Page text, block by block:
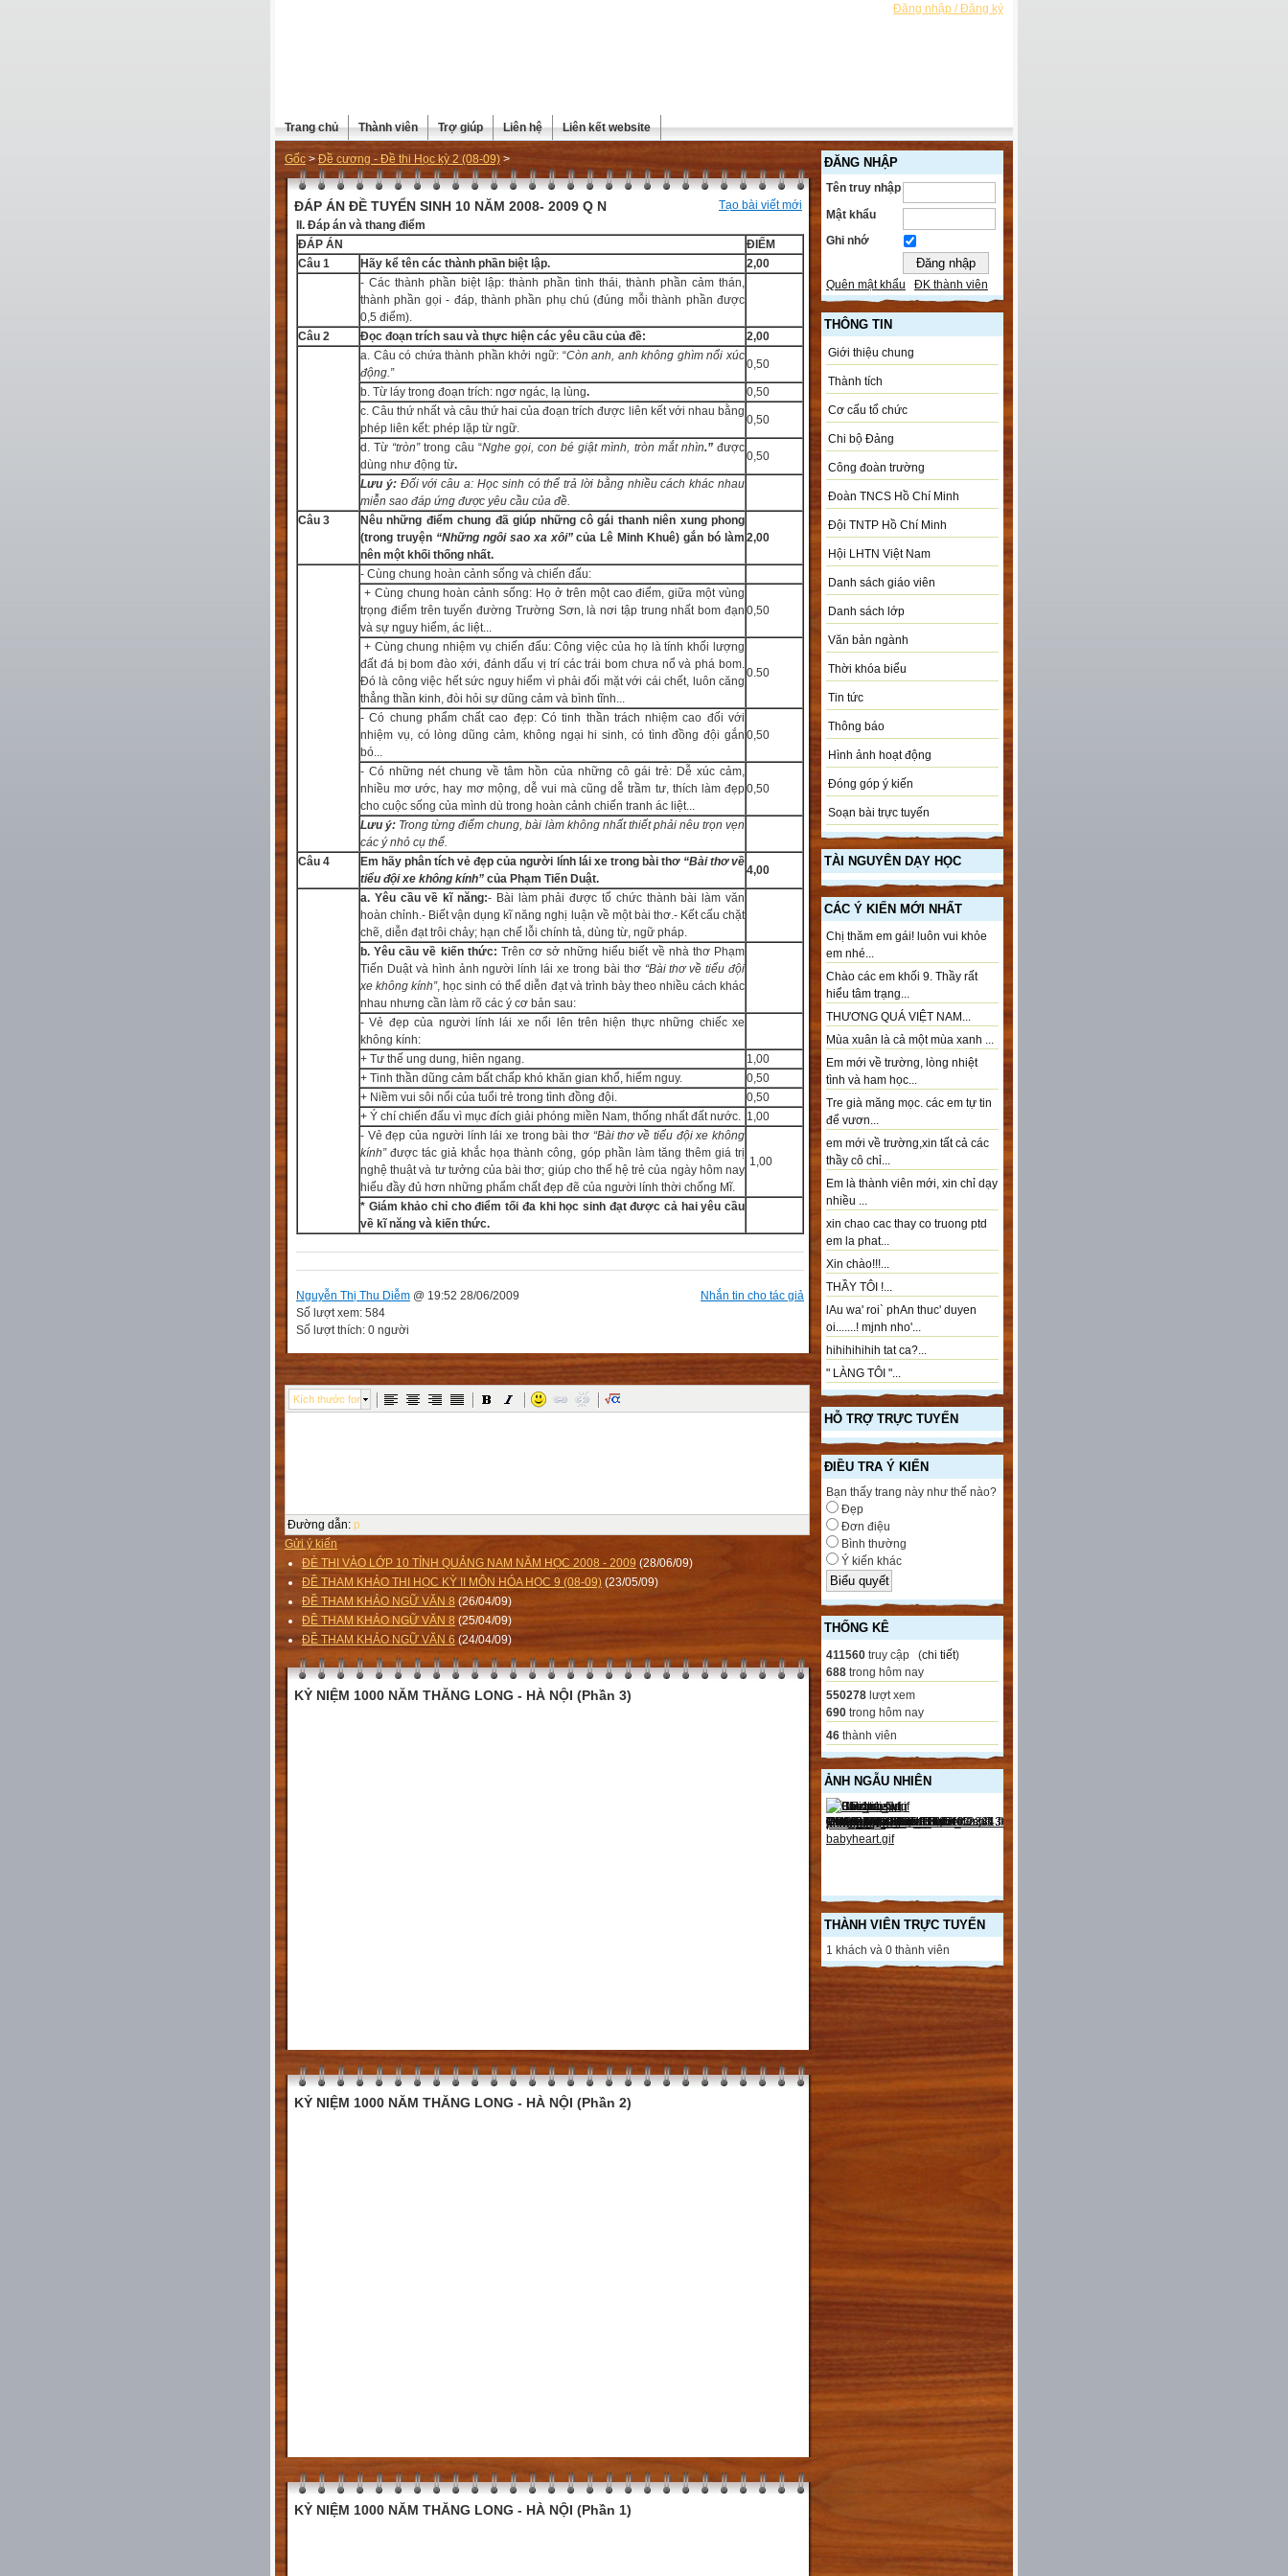
Đăng nhập / Đăng ký
Trang chủ Thành viên Trợ giúp Liên hệ Liên kết website
ĐĂNG NHẬP
Tên truy nhập
Mật khẩu
Ghi nhớ
Quên mật khẩu ĐK thành viên
THÔNG TIN
Giới thiệu chung
Thành tích
Cơ cấu tổ chức
Chi bộ Đảng
Công đoàn trường
Đoàn TNCS Hồ Chí Minh
Đội TNTP Hồ Chí Minh
Hội LHTN Việt Nam
Danh sách giáo viên
Danh sách lớp
Văn bản ngành
Thời khóa biểu
Tin tức
Thông báo
Hình ảnh hoạt động
Đóng góp ý kiến
Soạn bài trực tuyến
TÀI NGUYÊN DẠY HỌC
CÁC Ý KIẾN MỚI NHẤT
Chị thăm em gái! luôn vui khỏe
em nhé...
Chào các em khối 9. Thầy rất
hiểu tâm trạng...
THƯƠNG QUÁ VIỆT NAM...
Mùa xuân là cả một mùa xanh ...
Em mới về trường, lòng nhiệt
tình và ham học...
Tre già măng mọc. các em tự tin
để vươn...
em mới về trường,xin tất cả các
thầy cô chỉ...
Em là thành viên mới, xin chỉ dạy
nhiều ...
xin chao cac thay co truong ptd
em la phat...
Xin chào!!!...
THẦY TÔI !...
lAu wa' roi` phAn thuc' duyen
oi.......! mjnh nho'...
hihihihihih tat ca?...
" LÀNG TÔI "...
HỖ TRỢ TRỰC TUYẾN
ĐIỀU TRA Ý KIẾN
Bạn thấy trang này như thế nào?
Đẹp
Đơn điệu
Bình thường
Ý kiến khác
THỐNG KÊ
411560 truy cập (chi tiết)
688 trong hôm nay
550278 lượt xem
690 trong hôm nay
46 thành viên
ẢNH NGẪU NHIÊN
THÀNH VIÊN TRỰC TUYẾN
1 khách và 0 thành viên
Gốc > Đề cương - Đề thi Học kỳ 2 (08-09) >
Tạo bài viết mới
ĐÁP ÁN ĐỀ TUYỂN SINH 10 NĂM 2008- 2009 Q N
II. Đáp án và thang điểm
ĐÁP ÁN
ĐIỂM
Câu 1
Hãy kể tên các thành phần biệt lập.
2,00
- Các thành phần biệt lập: thành phần tình thái, thành phần cảm thán,
thành phần gọi - đáp, thành phần phụ chú (đúng mỗi thành phần được
0,5 điểm).
Câu 2
Đọc đoạn trích sau và thực hiện các yêu cầu của đề:
2,00
a. Câu có chứa thành phần khởi ngữ: “Còn anh, anh không ghìm nổi xúc
động.”
0,50
b. Từ láy trong đoạn trích: ngơ ngác, lạ lùng.
0,50
c. Câu thứ nhất và câu thứ hai của đoạn trích được liên kết với nhau bằng
phép liên kết: phép lặp từ ngữ.
0,50
d. Từ “tròn”trong câu “Nghe gọi, con bé giật mình, tròn mắt nhìn.”được
dùng như động từ.
0,50
Lưu ý: Đối với câu a: Học sinh có thể trả lời bằng nhiều cách khác nhau
miễn sao đáp ứng được yêu cầu của đề.
Câu 3
Nêu những điểm chung đã giúp những cô gái thanh niên xung phong
(trong truyện “Những ngôi sao xa xôi”của Lê Minh Khuê) gắn bó làm
nên một khối thống nhất.
2,00
- Cùng chung hoàn cảnh sống và chiến đấu:
+ Cùng chung hoàn cảnh sống: Họ ở trên một cao điểm, giữa một vùng
trọng điểm trên tuyến đường Trường Sơn, là nơi tập trung nhất bom đạn
và sự nguy hiểm, ác liệt...
0,50
+ Cùng chung nhiệm vụ chiến đấu: Công việc của họ là tính khối lượng
đất đá bị bom đào xới, đánh dấu vị trí các trái bom chưa nổ và phá bom.
Đó là công việc hết sức nguy hiểm vì phải đối mặt với cái chết, luôn căng
thẳng thần kinh, đòi hỏi sự dũng cảm và bình tĩnh...
0.50
- Có chung phẩm chất cao đẹp: Có tinh thần trách nhiệm cao đối với
nhiệm vụ, có lòng dũng cảm, không ngại hi sinh, có tình đồng đội gắn
bó...
0,50
- Có những nét chung về tâm hồn của những cô gái trẻ: Dễ xúc cảm,
nhiều mơ ước, hay mơ mộng, dễ vui mà cũng dễ trầm tư, thích làm đẹp
cho cuộc sống của mình dù trong hoàn cảnh chiến tranh ác liệt...
0,50
Lưu ý: Trong từng điểm chung, bài làm không nhất thiết phải nêu trọn vẹn
các ý nhỏ cụ thể.
Câu 4
Em hãy phân tích vẻ đẹp của người lính lái xe trong bài thơ “Bài thơ về
tiểu đội xe không kính” của Phạm Tiến Duật.
4,00
a. Yêu cầu về kĩ năng:- Bài làm phải được tổ chức thành bài làm văn
hoàn chỉnh.- Biết vận dụng kĩ năng nghị luận về một bài thơ.- Kết cấu chặt
chẽ, diễn đạt trôi chảy; hạn chế lỗi chính tả, dùng từ, ngữ pháp.
b. Yêu cầu về kiến thức: Trên cơ sở những hiểu biết về nhà thơ Phạm
Tiến Duật và hình ảnh người lính lái xe trong bài thơ “Bài thơ về tiểu đội
xe không kính”, học sinh có thể diễn đạt và trình bày theo nhiều cách khác
nhau nhưng cần làm rõ các ý cơ bản sau:
- Vẻ đẹp của người lính lái xe nổi lên trên hiện thực những chiếc xe
không kính:
+ Tư thế ung dung, hiên ngang.
1,00
+ Tinh thần dũng cảm bất chấp khó khăn gian khổ, hiểm nguy.
0,50
+ Niềm vui sôi nổi của tuổi trẻ trong tình đồng đội.
0,50
+ Ý chí chiến đấu vì mục đích giải phóng miền Nam, thống nhất đất nước. 1,00
- Vẻ đẹp của người lính lái xe trong bài thơ “Bài thơ về tiểu đội xe không
kính”được tác giả khắc họa thành công, góp phần làm tăng thêm giá trị
nghệ thuật và tư tưởng của bài thơ; giúp cho thế hệ trẻ của ngày hôm nay
hiểu đầy đủ hơn những phẩm chất đẹp đẽ của người lính thời chống Mĩ.
1,00
* Giám khảo chỉ cho điểm tối đa khi học sinh đạt được cả hai yêu cầu
về kĩ năng và kiến thức.
Nhắn tin cho tác giả
Nguyễn Thị Thu Diễm @ 19:52 28/06/2009
Số lượt xem: 584
Số lượt thích: 0 người
Kích thước font
Đường dẫn: p
Gửi ý kiến
ĐÈ THI VÀO LỚP 10 TỈNH QUẢNG NAM NĂM HỌC 2008 - 2009 (28/06/09)
ĐỀ THAM KHẢO THI HỌC KỲ II MÔN HÓA HỌC 9 (08-09) (23/05/09)
ĐỀ THAM KHẢO NGỮ VĂN 8 (26/04/09)
ĐỀ THAM KHẢO NGỮ VĂN 8 (25/04/09)
ĐỀ THAM KHẢO NGỮ VĂN 6(24/04/09)
KỶ NIỆM 1000 NĂM THĂNG LONG - HÀ NỘI (Phần 3)
KỶ NIỆM 1000 NĂM THĂNG LONG - HÀ NỘI (Phần 2)
KỶ NIỆM 1000 NĂM THĂNG LONG - HÀ NỘI (Phần 1)